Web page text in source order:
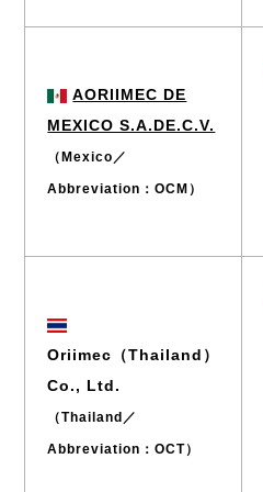
AORIIMEC DE
MEXICO S.A.DE.C.V.
（Mexico／
Abbreviation：OCM）
Oriimec（Thailand）
Co., Ltd.
（Thailand／
Abbreviation：OCT）